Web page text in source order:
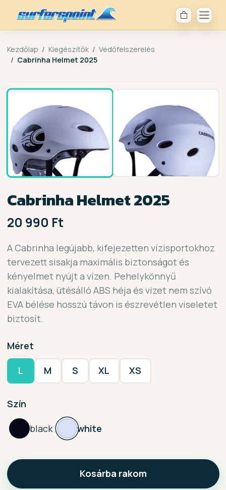
Kezdőlap Kiegészítők
Védőfelszerelés
Cabrinha Helmet 2025
Cabrinha Helmet 2025
20 990 Ft
A Cabrinha legújabb, kifejezetten vízisportokhoz
tervezett sisakja maximális biztonságot és
kényelmet nyújt a vízen. Pehelykönnyű
kialakítása, ütésálló ABS héja és vizet nem szívó
EVA bélése hosszú távon is észrevétlen viseletet
biztosít.
Méret
L M S XL XS
Szín
black white
Kosárba rakom